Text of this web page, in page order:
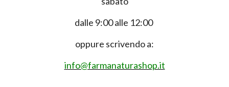
dalle 9:00 alle 12:00
oppure scrivendo a:
info@farmanaturashop.it